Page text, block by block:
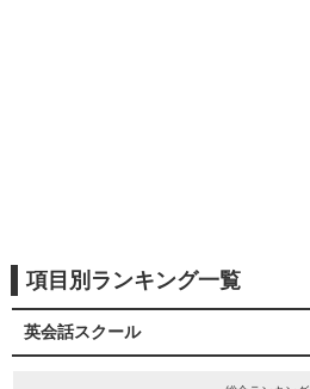
項目別ランキング一覧
英会話スクール